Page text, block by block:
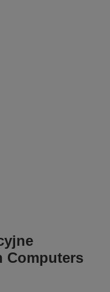
Computers